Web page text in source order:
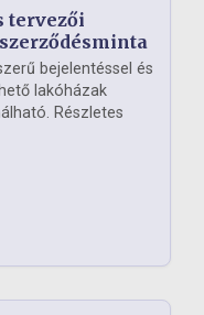
tervezői
bejelentéssel és
lakóházak
Részletes